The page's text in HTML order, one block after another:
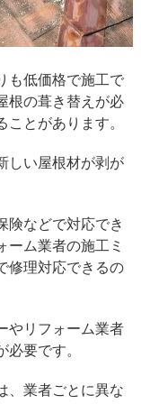
も低価格で施工で
根の葺き替えが必
とがあります。
しい屋根材が剥が
などで対応でき
ーム業者の施工ミ
修理対応できるの
やリフォーム業者
要です。
、業者ごとに異な